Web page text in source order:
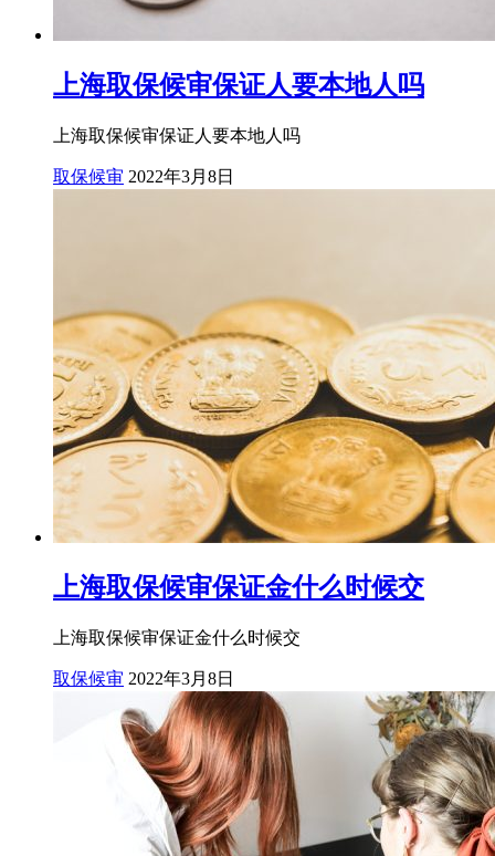
上海取保候审保证人要本地人吗
上海取保候审保证人要本地人吗
取保候审 2022年3月8日
上海取保候审保证金什么时候交
上海取保候审保证金什么时候交
取保候审 2022年3月8日